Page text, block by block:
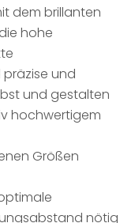
dem brillanten
hohe
präzise und
und gestalten
hochwertigem
Größen
nötig